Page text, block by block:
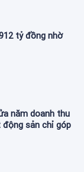
tỷ đồng nhờ
năm doanh thu
động sản chỉ góp